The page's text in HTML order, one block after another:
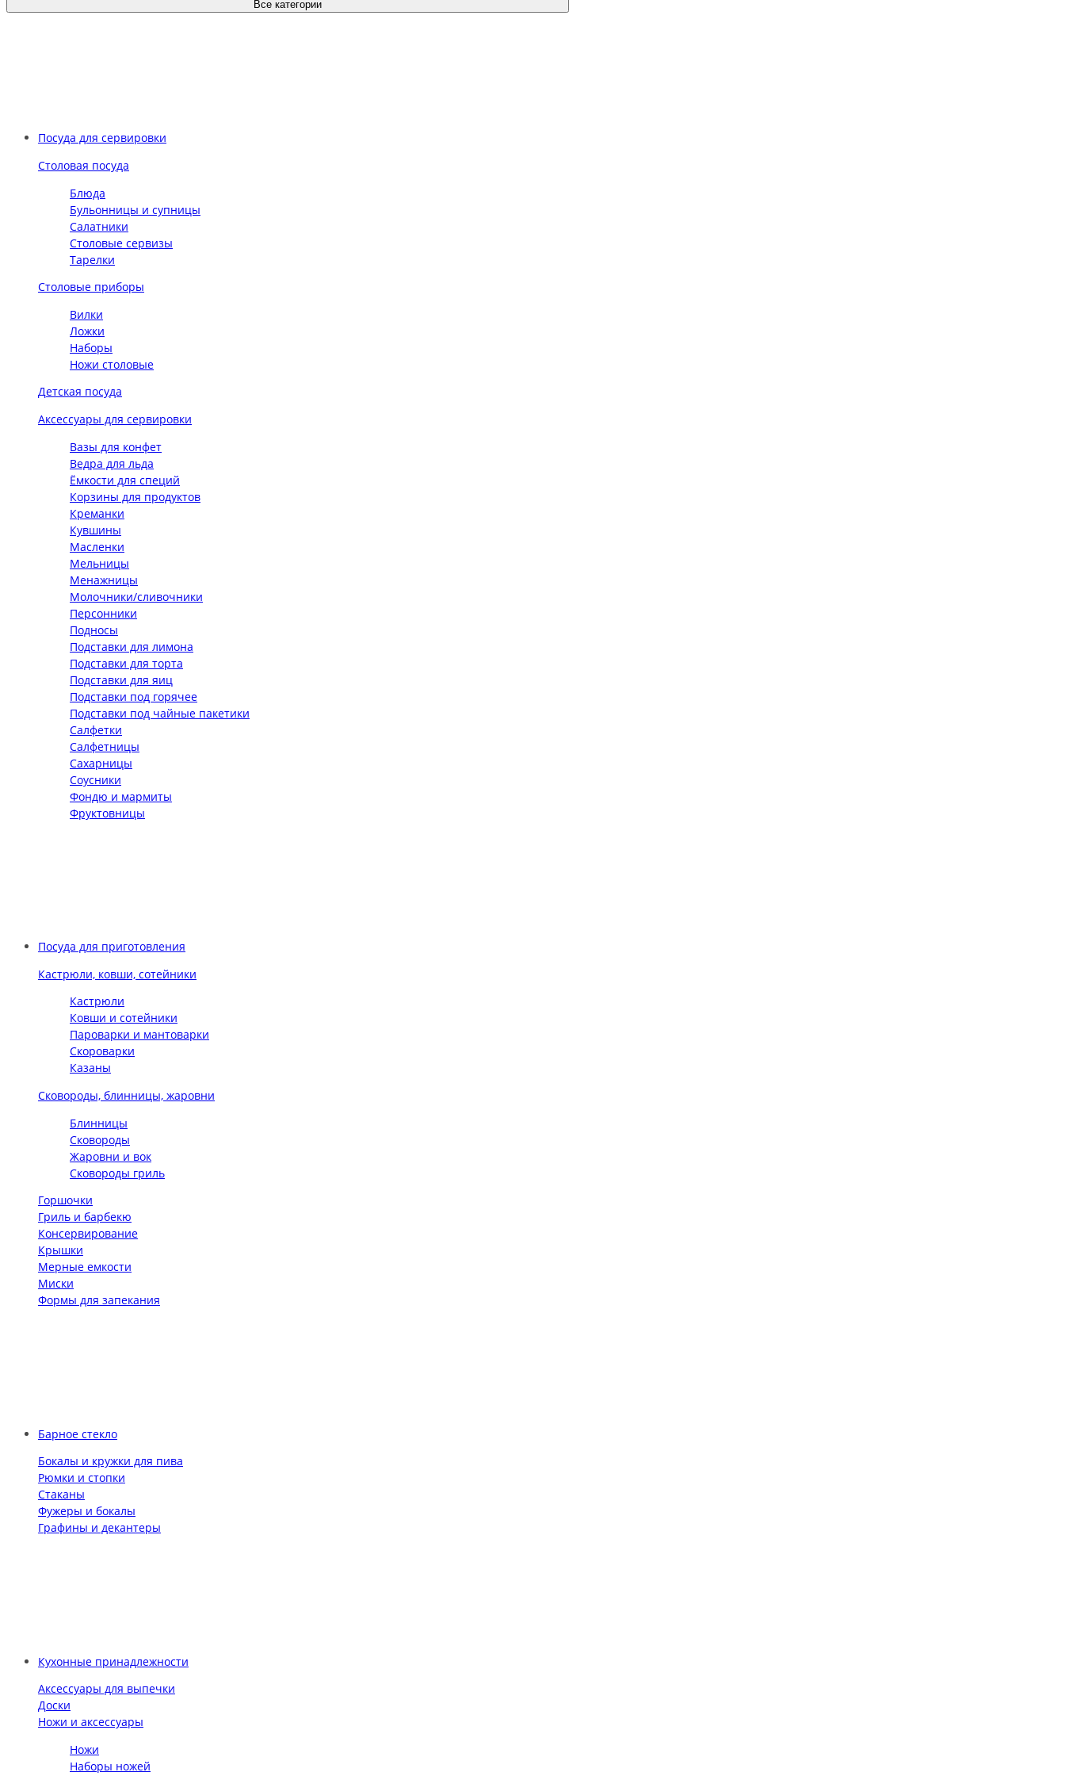
Все категории
Посуда для сервировки
Столовая посуда
Блюда
Бульонницы и супницы
Салатники
Столовые сервизы
Тарелки
Столовые приборы
Вилки
Ложки
Наборы
Ножи столовые
Детская посуда
Аксессуары для сервировки
Вазы для конфет
Ведра для льда
Ёмкости для специй
Корзины для продуктов
Креманки
Кувшины
Масленки
Мельницы
Менажницы
Молочники/сливочники
Персонники
Подносы
Подставки для лимона
Подставки для торта
Подставки для яиц
Подставки под горячее
Подставки под чайные пакетики
Салфетки
Салфетницы
Сахарницы
Соусники
Фондю и мармиты
Фруктовницы
Посуда для приготовления
Кастрюли, ковши, сотейники
Кастрюли
Ковши и сотейники
Пароварки и мантоварки
Скороварки
Казаны
Сковороды, блинницы, жаровни
Блинницы
Сковороды
Жаровни и вок
Сковороды гриль
Горшочки
Гриль и барбекю
Консервирование
Крышки
Мерные емкости
Миски
Формы для запекания
Барное стекло
Бокалы и кружки для пива
Рюмки и стопки
Стаканы
Фужеры и бокалы
Графины и декантеры
Кухонные принадлежности
Аксессуары для выпечки
Доски
Ножи и аксессуары
Ножи
Наборы ножей